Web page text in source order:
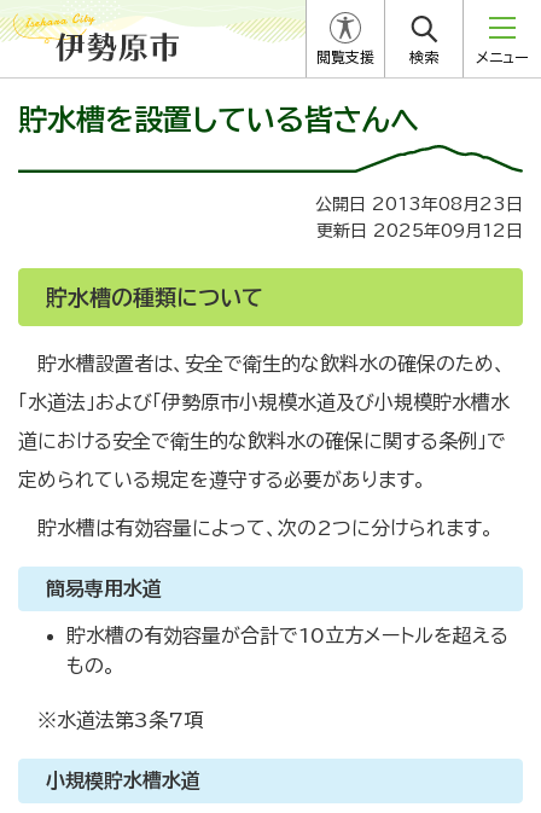
閲覧支援 検索 メニュー
貯水槽を設置している皆さんへ
公開日 2013年08月23日
更新日 2025年09月12日
貯水槽の種類について
貯水槽設置者は、安全で衛生的な飲料水の確保のため、
「水道法」および「伊勢原市小規模水道及び小規模貯水槽水
道における安全で衛生的な飲料水の確保に関する条例」で
定められている規定を遵守する必要があります。
貯水槽は有効容量によって、次の2つに分けられます。
簡易専用水道
貯水槽の有効容量が合計で10立方メートルを超える
もの。
※水道法第3条7項
小規模貯水槽水道